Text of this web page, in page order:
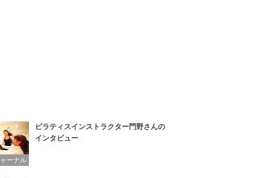
ーナル
ピラティスインストラクター門野さんの
インタビュー